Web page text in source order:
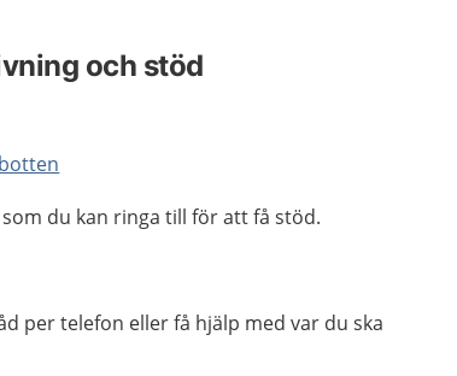
och stöd
du kan ringa till för att få stöd.
per telefon eller få hjälp med var du ska